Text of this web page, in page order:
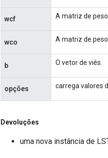
wcf A matriz de
wco A matriz de
b O vetor de viés.
opções carrega valores
Devoluções
uma nova instância de